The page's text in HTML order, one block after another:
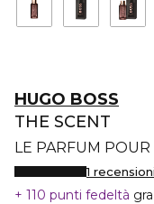
HUGO BOSS
THE SCENT
LE PARFUM
1 recensioni
110 punti fedeltà